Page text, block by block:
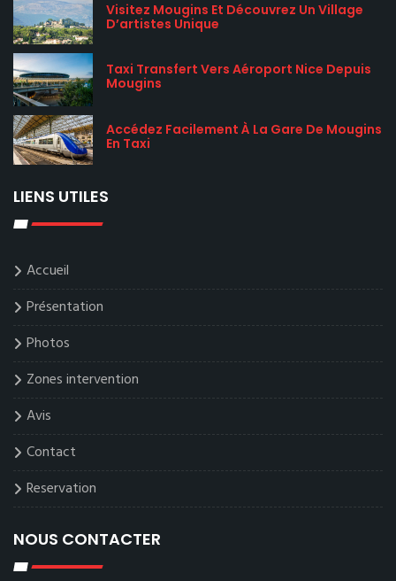
Visitez Mougins Et Découvrez Un Village
D’artistes Unique
Taxi Transfert Vers Aéroport Nice Depuis
Mougins
Accédez Facilement À La Gare De Mougins
En Taxi
LIENS UTILES
Accueil
Présentation
Photos
Zones intervention
Avis
Contact
Reservation
NOUS CONTACTER